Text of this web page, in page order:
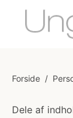
Forside /
Dele af